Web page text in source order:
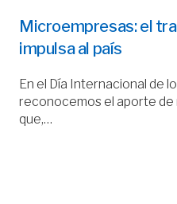
Microempresas: el
impulsa al país
En el Día Internacional de
reconocemos el aporte de
que,…